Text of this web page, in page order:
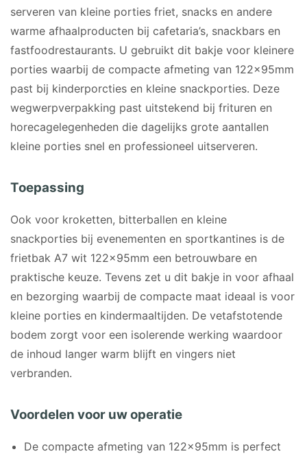
serveren van kleine porties friet, snacks en andere
warme afhaalproducten bij cafetaria’s, snackbars en
fastfoodrestaurants. U gebruikt dit bakje voor kleinere
porties waarbij de compacte afmeting van 122x95mm
past bij kinderporcties en kleine snackporties. Deze
wegwerpverpakking past uitstekend bij frituren en
horecagelegenheden die dagelijks grote aantallen
kleine porties snel en professioneel uitserveren.
Toepassing
Ook voor kroketten, bitterballen en kleine
snackporties bij evenementen en sportkantines is de
frietbak A7 wit 122x95mm een betrouwbare en
praktische keuze. Tevens zet u dit bakje in voor afhaal
en bezorging waarbij de compacte maat ideaal is voor
kleine porties en kindermaaltijden. De vetafstotende
bodem zorgt voor een isolerende werking waardoor
de inhoud langer warm blijft en vingers niet
verbranden.
Voordelen voor uw operatie
De compacte afmeting van 122x95mm is perfect